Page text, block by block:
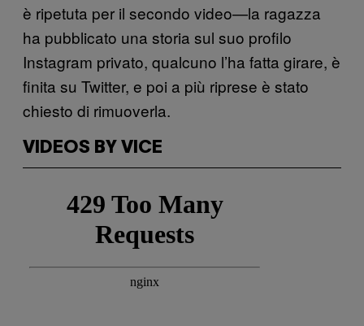
è ripetuta per il secondo video—la ragazza
ha pubblicato una storia sul suo profilo
Instagram privato, qualcuno l’ha fatta girare, è
finita su Twitter, e poi a più riprese è stato
chiesto di rimuoverla.
VIDEOS BY VICE